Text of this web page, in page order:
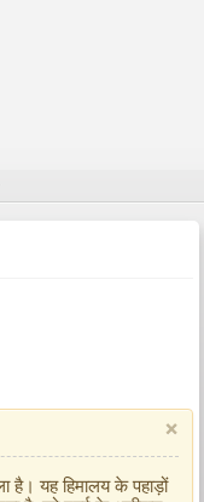
×
है। यह हिमालय के पहाड़ों